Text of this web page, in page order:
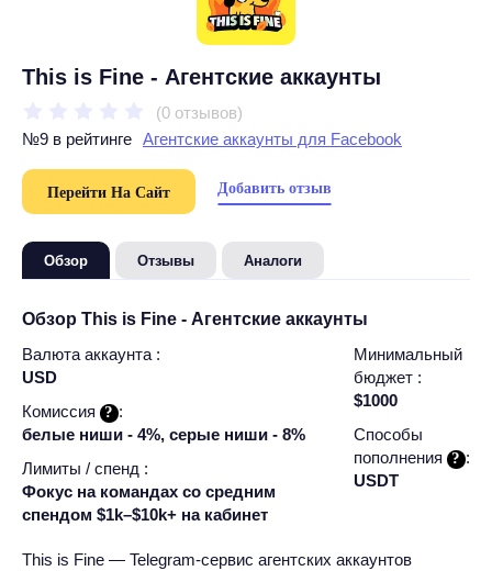
This is Fine - Агентские аккаунты
(0 отзывов)
№9 в рейтинге Агентские аккаунты для Facebook
Перейти На Сайт Добавить отзыв
Обзор Отзывы Аналоги
Обзор This is Fine - Агентские аккаунты
Валюта аккаунта :
USD
Комиссия
:
белые ниши - 4%, серые ниши - 8%
Лимиты / спенд :
Фокус на командах со средним
спендом $1k–$10k+ на кабинет
Минимальный
бюджет :
$1000
Способы
пополнения
:
USDT
This is Fine — Telegram‑сервис агентских аккаунтов